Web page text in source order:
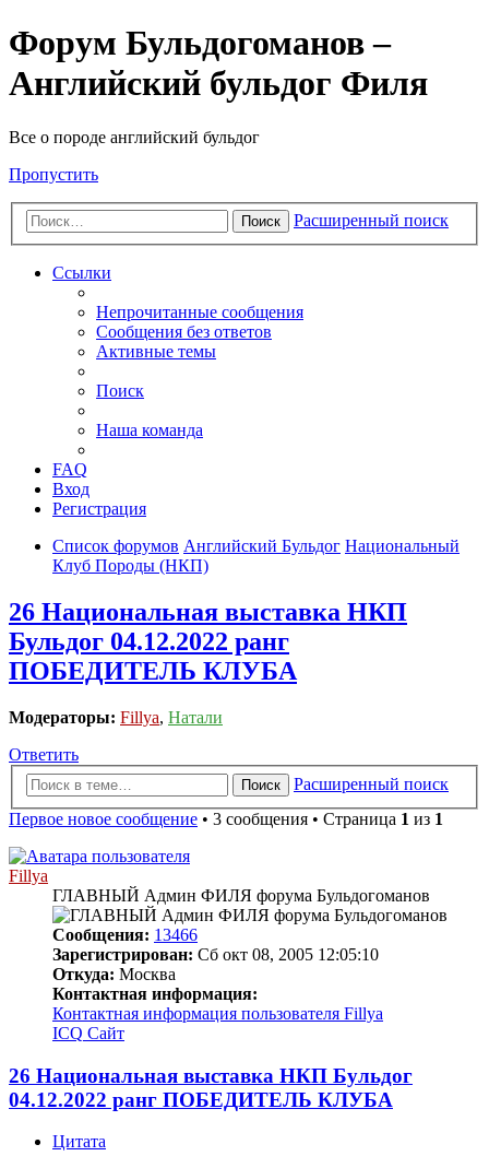
Форум Бульдогоманов –
Английский бульдог Филя
Все о породе английский бульдог
Пропустить
Поиск Расширенный поиск
Ссылки
Непрочитанные сообщения
Сообщения без ответов
Активные темы
Поиск
Наша команда
FAQ
Вход
Регистрация
Список форумов Английский Бульдог Национальный
Клуб Породы (НКП)
26 Национальная выставка НКП
Бульдог 04.12.2022 ранг
ПОБЕДИТЕЛЬ КЛУБА
Модераторы: Fillya, Натали
Ответить
Поиск
Расширенный поиск
Первое новое сообщение • 3 сообщения • Страница 1 из 1
Fillya
ГЛАВНЫЙ Админ ФИЛЯ форума Бульдогоманов
Сообщения: 13466
Зарегистрирован: Сб окт 08, 2005 12:05:10
Откуда: Москва
Контактная информация:
Контактная информация пользователя Fillya
ICQ Сайт
26 Национальная выставка НКП Бульдог
04.12.2022 ранг ПОБЕДИТЕЛЬ КЛУБА
Цитата